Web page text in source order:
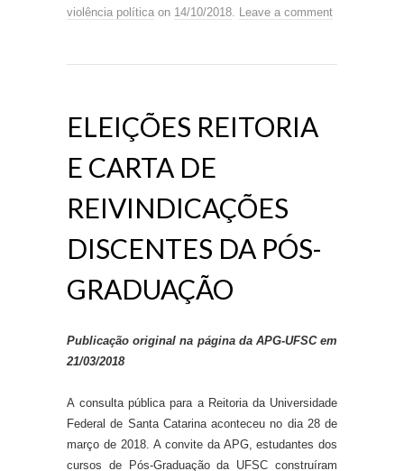
violência política on 14/10/2018. Leave a comment
ELEIÇÕES REITORIA
E CARTA DE
REIVINDICAÇÕES
DISCENTES DA PÓS-
GRADUAÇÃO
Publicação original na página da APG-UFSC em
21/03/2018
A consulta pública para a Reitoria da Universidade
Federal de Santa Catarina aconteceu no dia 28 de
março de 2018. A convite da APG, estudantes dos
cursos de Pós-Graduação da UFSC construíram